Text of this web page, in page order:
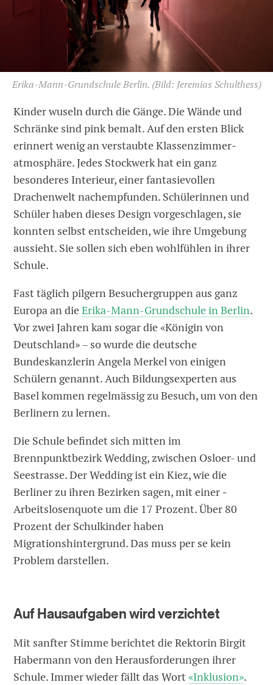
Erika-Mann-Grundschule Berlin.(Bild: Jeremias Schulthess)
Kinder wuseln durch die Gänge. Die Wände und
Schränke sind pink bemalt. Auf den ersten Blick
erinnert wenig an verstaubte Klassenzimmer­
atmosphäre. Jedes Stockwerk hat ein ganz
besonderes Interieur, einer fantasievollen
Drachenwelt nachempfunden. Schülerinnen und
Schüler haben dieses Design vorgeschlagen, sie
konnten selbst entscheiden, wie ihre Umgebung
aussieht. Sie sollen sich eben wohlfühlen in ihrer
Schule.
Fast täglich pilgern Besuchergruppen aus ganz
Europa an dieErika-Mann-Grundschule in Berlin.
Vor zwei Jahren kam sogar die «Königin von
Deutschland» – so wurde die deutsche
Bundeskanzlerin Angela Merkel von einigen
Schülern genannt. Auch Bildungsexperten aus
Basel kommen regelmässig zu Besuch, um von den
Berlinern zu lernen.
Die Schule befindet sich mitten im
Brennpunktbezirk Wedding, zwischen Osloer- und
Seestrasse. Der Wedding ist ein Kiez, wie die
Berliner zu ihren Bezirken sagen, mit einer ­
Arbeitslosenquote um die 17 Prozent. Über 80
Prozent der Schulkinder ­haben
Migrationshintergrund. Das muss per se kein
Problem darstellen.
Auf Hausaufgaben wird verzichtet
Mit sanfter Stimme berichtet die Rektorin Birgit
Habermann von den Herausforderungen ihrer
Schule. Immer wieder fällt das Wort«Inklusion».